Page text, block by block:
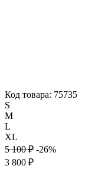
Код товара: 75735
S
M
L
XL
5 100 ₽ -26%
3 800 ₽